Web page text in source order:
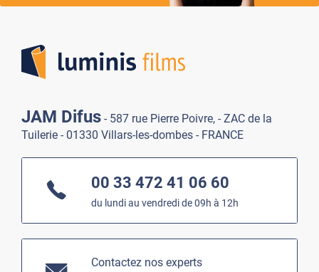
JAM Difus - 587 rue Pierre Poivre, - ZAC de la
Tuilerie - 01330 Villars-les-dombes - FRANCE
00 33 472 41 06 60
du lundi au vendredi de 09h à 12h
Contactez nos experts